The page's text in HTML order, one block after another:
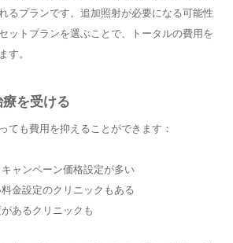
るプランです。追加照射が必要になる可能性
ットプランを選ぶことで、トータルの費用を
す。
を受ける
ても費用を抑えることができます：
ャンペーン価格設定が多い
金設定のクリニックもある
あるクリニックも